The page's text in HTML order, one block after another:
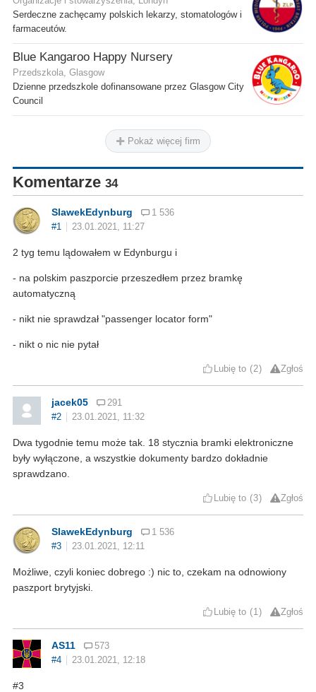
Serdeczne zachęcamy polskich lekarzy, stomatologów i
farmaceutów.
Blue Kangaroo Happy Nursery
Przedszkola, Glasgow
Dzienne przedszkole dofinansowane przez Glasgow City
Council
Pokaż więcej firm
Komentarze 34
SlawekEdynburg
1 536
#1
23.01.2021, 11:27
2 tyg temu lądowałem w Edynburgu i
- na polskim paszporcie przeszedłem przez bramkę
automatyczną
- nikt nie sprawdzał "passenger locator form"
- nikt o nic nie pytał
Lubię to 2 Zgłoś
jacek05
291
#2
23.01.2021, 11:32
Dwa tygodnie temu może tak. 18 stycznia bramki elektroniczne
były wyłączone, a wszystkie dokumenty bardzo dokładnie
sprawdzano.
Lubię to 3 Zgłoś
SlawekEdynburg
1 536
#3
23.01.2021, 12:11
Możliwe, czyli koniec dobrego :) nic to, czekam na odnowiony
paszport brytyjski.
Lubię to 1 Zgłoś
AS11
573
#4
23.01.2021, 12:18
#3